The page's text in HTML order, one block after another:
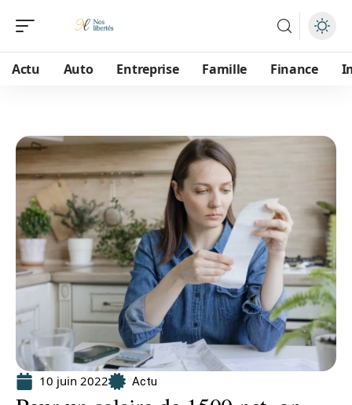
Actu Auto Entreprise Famille Finance
10 juin 2022 Actu